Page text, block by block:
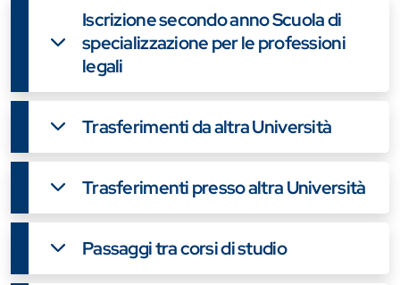
Iscrizione secondo anno Scuola di
specializzazione per le professioni
legali
Trasferimenti da altra Università
Trasferimenti presso altra Università
Passaggi tra corsi di studio